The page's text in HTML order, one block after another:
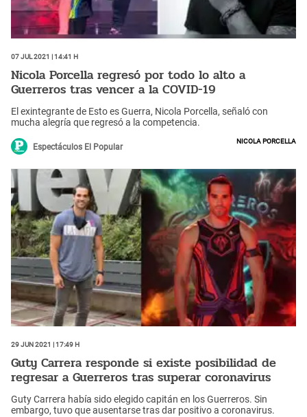
07 Jul 2021 | 14:41 h
Nicola Porcella regresó por todo lo alto a
Guerreros tras vencer a la COVID-19
El exintegrante de Esto es Guerra, Nicola Porcella, señaló con
mucha alegría que regresó a la competencia.
Espectáculos El Popular
Nicola Porcella
29 Jun 2021 | 17:49 h
Guty Carrera responde si existe posibilidad de
regresar a Guerreros tras superar coronavirus
Guty Carrera había sido elegido capitán en los Guerreros. Sin
embargo, tuvo que ausentarse tras dar positivo a coronavirus.